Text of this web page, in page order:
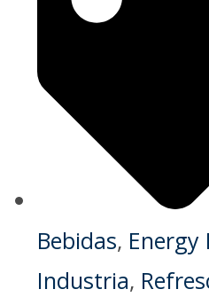
Bebidas, Energy
Industria,